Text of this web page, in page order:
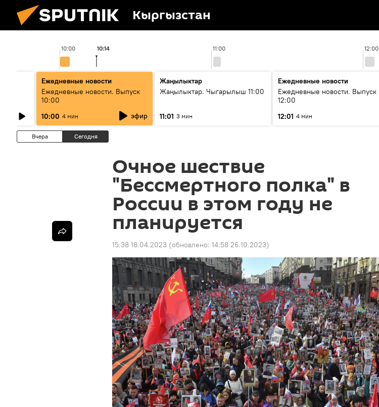
Кыргызстан
10:00 11:00 12:00
10:14
Ежедневные новости
Ежедневные новости. Выпуск
10:00
10:00 4 мин эфир
Жаңылыктар
Жаңылыктар. Чыгарылыш 11:00
11:01 3 мин
Ежедневные новости
Ежедневные новости. Выпуск
12:00
12:01 4 мин
Вчера Сегодня
Очное шествие
"Бессмертного полка" в
России в этом году не
планируется
15:38 18.04.2023 (обновлено: 14:58 26.10.2023)